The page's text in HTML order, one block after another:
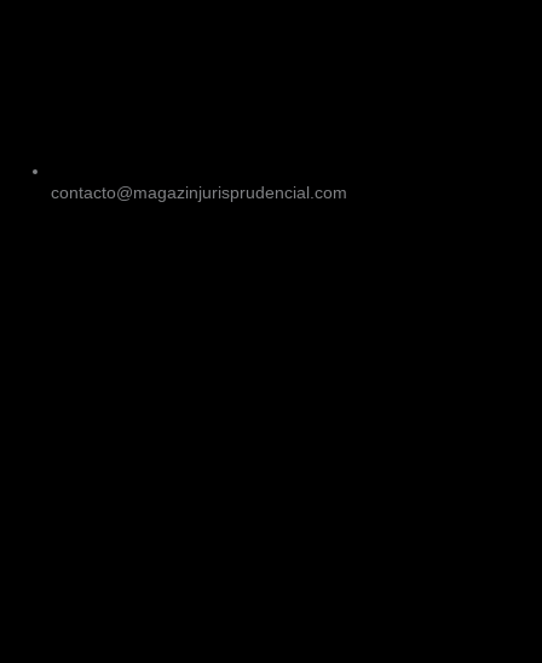
contacto@magazinjurisprudencial.com